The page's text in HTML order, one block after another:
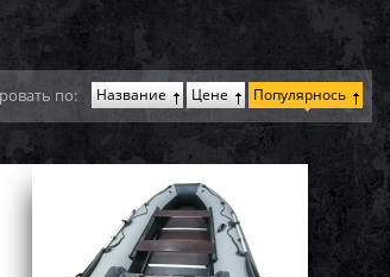
по: Название Цене Популярнось